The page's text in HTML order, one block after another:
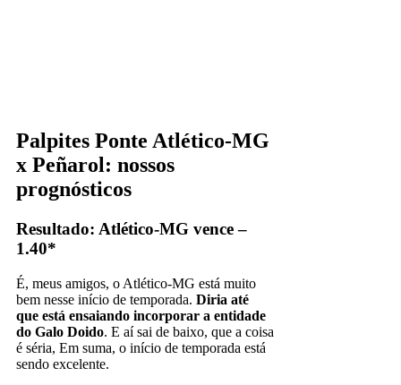
Palpites Ponte Atlético-MG
x Peñarol: nossos
prognósticos
Resultado: Atlético-MG vence –
1.40*
É, meus amigos, o Atlético-MG está muito
bem nesse início de temporada. Diria até
que está ensaiando incorporar a entidade
do Galo Doido. E aí sai de baixo, que a coisa
é séria, Em suma, o início de temporada está
sendo excelente.